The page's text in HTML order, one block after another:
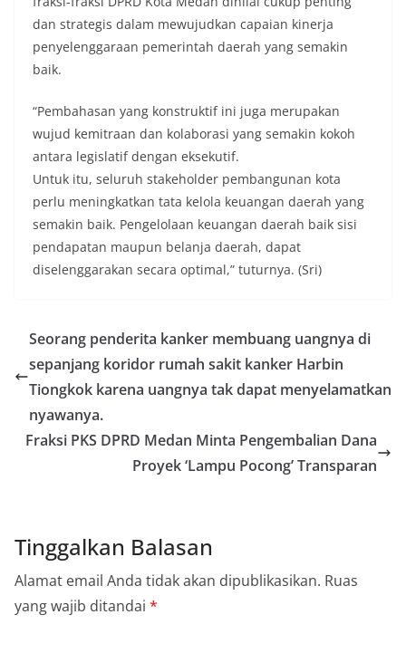
dan strategis dalam mewujudkan capaian kinerja
penyelenggaraan pemerintah daerah yang semakin
baik.
“Pembahasan yang konstruktif ini juga merupakan
wujud kemitraan dan kolaborasi yang semakin kokoh
antara legislatif dengan eksekutif.
Untuk itu, seluruh stakeholder pembangunan kota
perlu meningkatkan tata kelola keuangan daerah yang
semakin baik. Pengelolaan keuangan daerah baik sisi
pendapatan maupun belanja daerah, dapat
diselenggarakan secara optimal,” tuturnya. (Sri)
Seorang penderita kanker membuang uangnya di
sepanjang koridor rumah sakit kanker Harbin
Tiongkok karena uangnya tak dapat menyelamatkan
nyawanya.
Fraksi PKS DPRD Medan Minta Pengembalian Dana
Proyek ‘Lampu Pocong’ Transparan
Tinggalkan Balasan
Alamat email Anda tidak akan dipublikasikan. Ruas
yang wajib ditandai *